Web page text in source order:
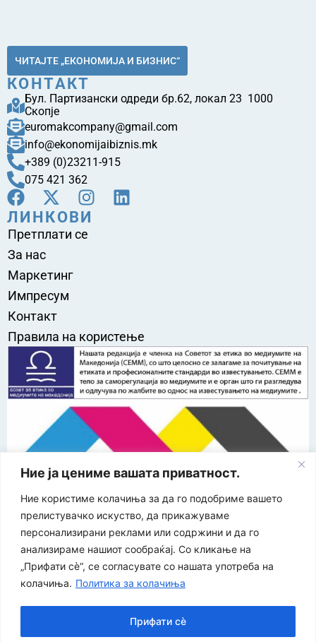
Ние ја цениме вашата приватност.
Ние користиме колачиња за да го подобриме вашето
прелистувачко искуство, да прикажуваме
персонализирани реклами или содржини и да го
анализираме нашиот сообраќај. Со кликање на
„Прифати сè“, се согласувате со нашата употреба на
колачиња. Политика за колачиња
Прифати сè
ЧИТАЈТЕ „ЕКОНОМИЈА И БИЗНИС“
КОНТАКТ
Бул. Партизански одреди бр.62, локал 23 1000
Скопје
euromakcompany@gmail.com
info@ekonomijaibiznis.mk
+389 (0)23211-915
075 421 362
ЛИНКОВИ
Претплати се
За нас
Маркетинг
Импресум
Контакт
Правила на користење
“ЕУРО-МАК-КОМПАНИ” Д.О.О е членка на асоцијацијата
за заштита на печатени медиуми
2026Економија и Бизнис
| Developed by:
Политика за приватност